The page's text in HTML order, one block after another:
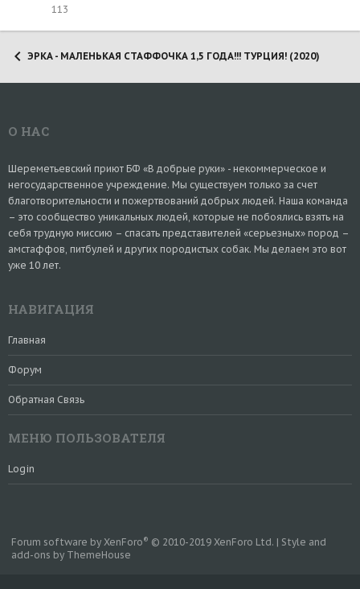
113
ЭРКА - МАЛЕНЬКАЯ СТАФФОЧКА 1,5 ГОДА!!! ТУРЦИЯ! (2020)
О НАС
Шереметьевский приют БФ «В добрые руки» - некоммерческое и
негосударственное учреждение. Мы существуем только за счет
благотворительности и пожертвований добрых людей. Наша команда
– это сообщество уникальных людей, которые не побоялись взять на
себя трудную миссию – спасать представителей «серьезных» пород –
амстаффов, питбулей и других породистых собак. Мы делаем это вот
уже 10 лет.
НАВИГАЦИЯ
Главная
Форум
Обратная Связь
МЕНЮ ПОЛЬЗОВАТЕЛЯ
Login
Forum software by XenForo® © 2010-2019 XenForo Ltd. | Style and
add-ons by ThemeHouse